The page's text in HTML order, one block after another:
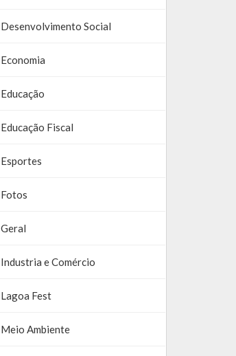
Desenvolvimento Social
Economia
Educação
Educação Fiscal
Esportes
Fotos
Geral
Industria e Comércio
Lagoa Fest
Meio Ambiente